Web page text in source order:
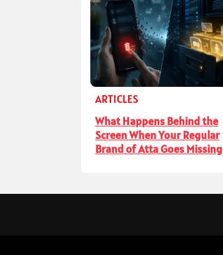
ARTICLES
What Happens Behind the
Screen When Your Regular
Brand of Atta Goes Missing